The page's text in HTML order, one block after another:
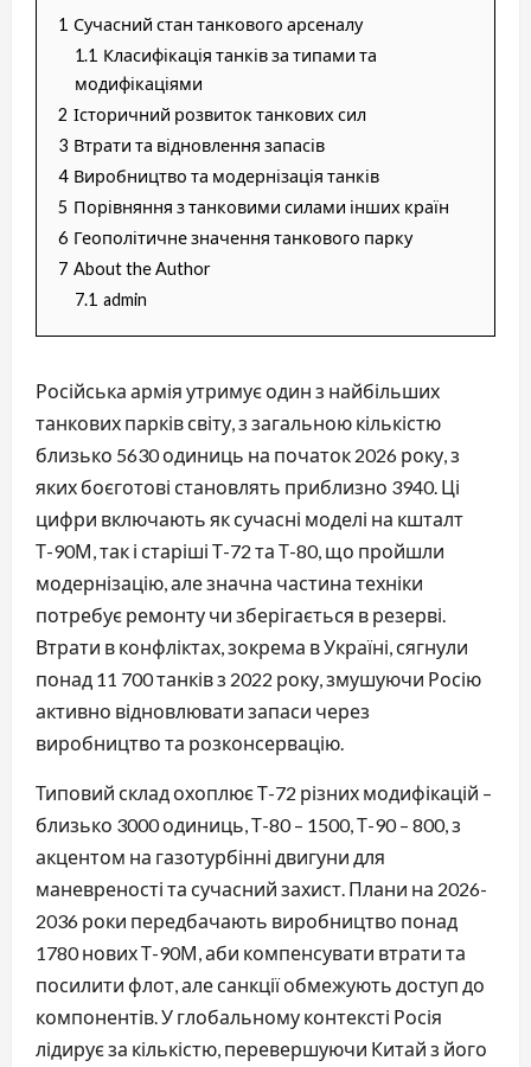
1 Сучасний стан танкового арсеналу
1.1 Класифікація танків за типами та
модифікаціями
2 Історичний розвиток танкових сил
3 Втрати та відновлення запасів
4 Виробництво та модернізація танків
5 Порівняння з танковими силами інших країн
6 Геополітичне значення танкового парку
7 About the Author
7.1 admin
Російська армія утримує один з найбільших
танкових парків світу, з загальною кількістю
близько 5630 одиниць на початок 2026 року, з
яких боєготові становлять приблизно 3940. Ці
цифри включають як сучасні моделі на кшталт
Т-90М, так і старіші Т-72 та Т-80, що пройшли
модернізацію, але значна частина техніки
потребує ремонту чи зберігається в резерві.
Втрати в конфліктах, зокрема в Україні, сягнули
понад 11 700 танків з 2022 року, змушуючи Росію
активно відновлювати запаси через
виробництво та розконсервацію.
Типовий склад охоплює Т-72 різних модифікацій –
близько 3000 одиниць, Т-80 – 1500, Т-90 – 800, з
акцентом на газотурбінні двигуни для
маневреності та сучасний захист. Плани на 2026-
2036 роки передбачають виробництво понад
1780 нових Т-90М, аби компенсувати втрати та
посилити флот, але санкції обмежують доступ до
компонентів. У глобальному контексті Росія
лідирує за кількістю, перевершуючи Китай з його